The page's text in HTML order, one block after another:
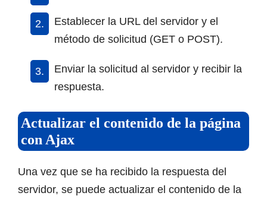
Establecer la URL del servidor y el
método de solicitud (GET o POST).
Enviar la solicitud al servidor y recibir la
respuesta.
Actualizar el contenido de la página
con Ajax
Una vez que se ha recibido la respuesta del
servidor, se puede actualizar el contenido de la